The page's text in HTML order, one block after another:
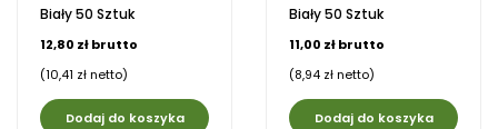
Biały 50 Sztuk
12,80 zł brutto
(10,41 zł netto)
Dodaj do koszyka
Biały 50 Sztuk
11,00 zł brutto
(8,94 zł netto)
Dodaj do koszyka